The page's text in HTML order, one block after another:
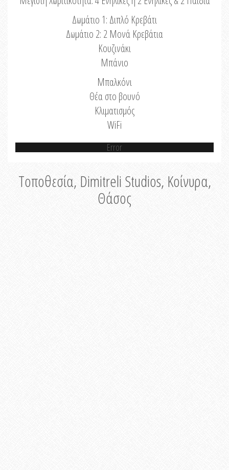
Δωμάτιο 1: Διπλό Κρεβάτι
Δωμάτιο 2: 2 Μονά Κρεβάτια
Κουζινάκι
Μπάνιο
Μπαλκόνι
Θέα στο βουνό
Κλιματισμός
WiFi
Error
Τοποθεσία, Dimitreli Studios, Κοίνυρα,
Θάσος